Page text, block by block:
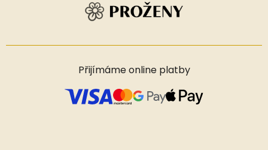
Přijímáme online platby